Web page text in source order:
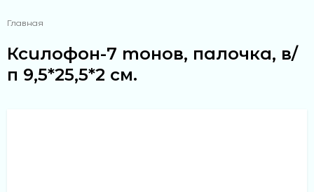
Главная
Ксилофон-7 тонов, палочка, в/
п 9,5*25,5*2 см.